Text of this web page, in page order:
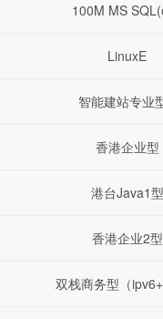
100M MS
LinuxE
智能建站专业
香港企业型
港台Java1型
香港企业2型
双栈商务型（